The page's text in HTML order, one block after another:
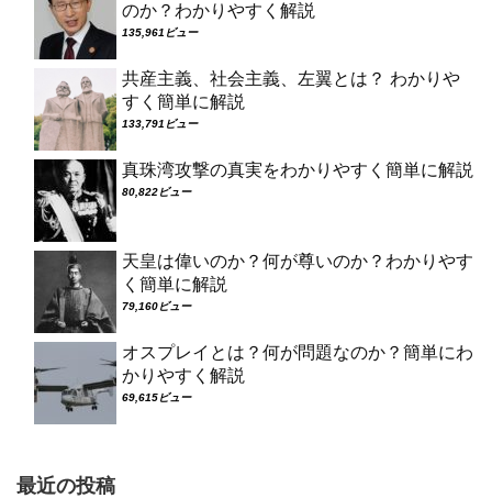
のか？わかりやすく解説
135,961ビュー
共産主義、社会主義、左翼とは？ わかりや
すく簡単に解説
133,791ビュー
真珠湾攻撃の真実をわかりやすく簡単に解説
80,822ビュー
天皇は偉いのか？何が尊いのか？わかりやす
く簡単に解説
79,160ビュー
オスプレイとは？何が問題なのか？簡単にわ
かりやすく解説
69,615ビュー
最近の投稿